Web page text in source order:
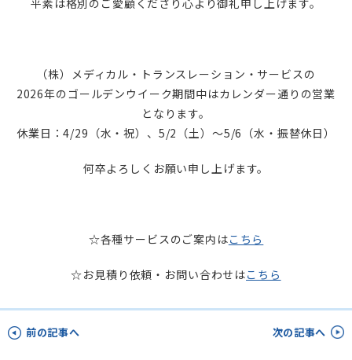
平素は格別のご愛顧くださり心より御礼申し上げます。
（株）メディカル・トランスレーション・サービスの
2026年のゴールデンウイーク期間中はカレンダー通りの営業
となります。
休業日：4/29（水・祝）、5/2（土）～5/6（水・振替休日）
何卒よろしくお願い申し上げます。
☆各種サービスのご案内はこちら
☆お見積り依頼・お問い合わせはこちら
前の記事へ 次の記事へ